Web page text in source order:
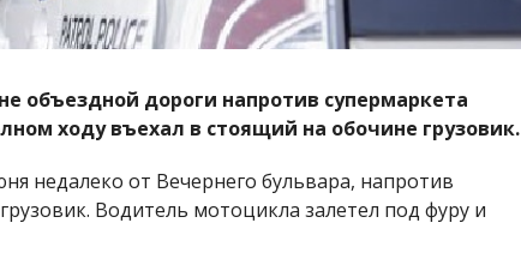
объездной дороги напротив супермаркета
ходу въехал в стоящий на обочине грузовик.
недалеко от Вечернего бульвара, напротив
Водитель мотоцикла залетел под фуру и